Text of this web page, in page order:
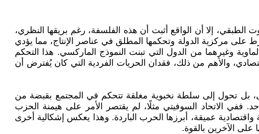
الطبقي، إلا أن الواقع أثبت أن هذه الفلسفة، رغم بريقها النظري،
مركزية الدولة وتحكمها المطلق في عناصر الإنتاج، مما يؤدي
وغيرهما من الدول التي تبنت النموذج الماركسي. هذا التحكم
والأهم من ذلك، فقدان الحريات الفردية التي كان يُفترض أن
بل تحول إلى سلطة نخبوية مغلقة تتحكم في المجتمع بقبضة من
ففي الاتحاد السوفيتي مثلًا، لم يقتصر الأمر على هيمنة الحزب
عميقة، أبرزها الحرب الباردة. وهذا يعكس إشكالية أخرى
على الآخرين بالقوة.